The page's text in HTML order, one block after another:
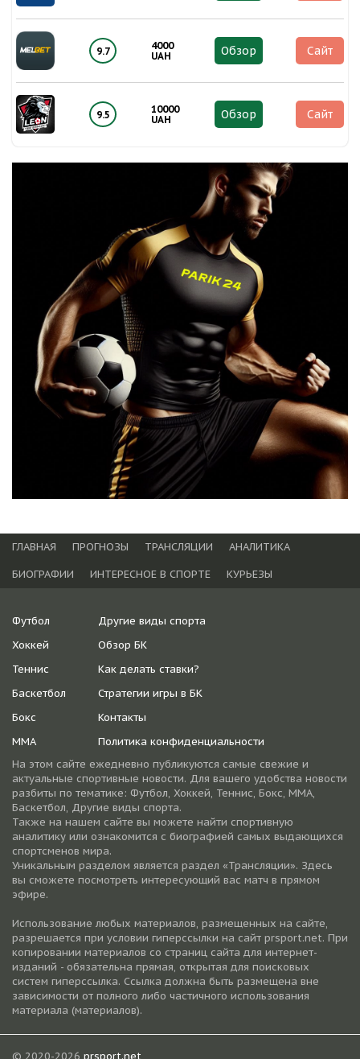
9.7
4000
UAH
Обзор Сайт
9.5
10000
UAH
Обзор Сайт
ГЛАВНАЯ ПРОГНОЗЫ ТРАНСЛЯЦИИ
АНАЛИТИКА
БИОГРАФИИ
ИНТЕРЕСНОЕ В СПОРТЕ КУРЬЕЗЫ
Футбол
Хоккей
Теннис
Баскетбол
Бокс
ММА
Другие виды спорта
Обзор БК
Как делать ставки?
Стратегии игры в БК
Контакты
Политика конфиденциальности
На этом сайте ежедневно публикуются самые свежие и
актуальные спортивные новости. Для вашего удобства новости
разбиты по тематике: Футбол, Хоккей, Теннис, Бокс, ММА,
Баскетбол, Другие виды спорта.
Также на нашем сайте вы можете найти спортивную
аналитику или ознакомится с биографией самых выдающихся
спортсменов мира.
Уникальным разделом является раздел «Трансляции». Здесь
вы сможете посмотреть интересующий вас матч в прямом
эфире.
Использование любых материалов, размещенных на сайте,
разрешается при условии гиперссылки на cайт prsport.net. При
копировании материалов со страниц сайта для интернет-
изданий - обязательна прямая, открытая для поисковых
систем гиперссылка. Ссылка должна быть размещена вне
зависимости от полного либо частичного использования
материала (материалов).